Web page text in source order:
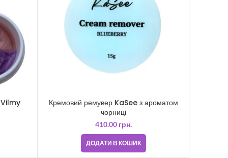
Vilmy
Кремовий ремувер KaSee з ароматом
чорниці
410.00 грн.
ДОДАТИ В КОШИК